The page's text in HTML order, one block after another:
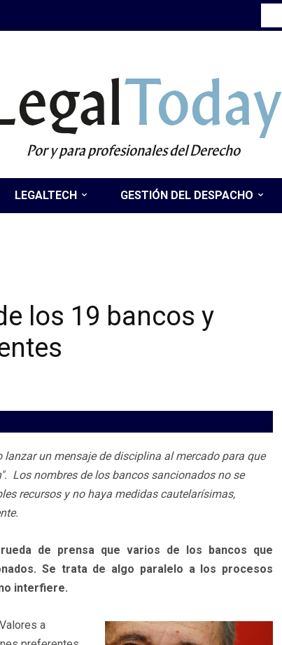
Today
Por y para profesionales del Derecho
LEGALTECH GESTIÓN DEL DESPACHO
los 19 bancos y
un mensaje de disciplina al mercado para que
Los nombres de los bancos sancionados no se
recursos y no haya medidas cautelarísimas,
de prensa que varios de los bancos que
Se trata de algo paralelo a los procesos
interfiere.
a